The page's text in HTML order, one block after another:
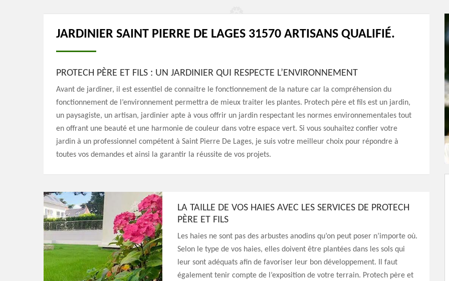
JARDINIER SAINT PIERRE DE LAGES 31570 ARTISANS QUALIFIÉ.
PROTECH PÈRE ET FILS : UN JARDINIER QUI RESPECTE L’ENVIRONNEMENT
Avant de jardiner, il est essentiel de connaitre le fonctionnement de la nature car la compréhension du
fonctionnement de l’environnement permettra de mieux traiter les plantes. Protech père et fils est un jardin,
un paysagiste, un artisan, jardinier apte à vous offrir un jardin respectant les normes environnementales tout
en offrant une beauté et une harmonie de couleur dans votre espace vert. Si vous souhaitez confier votre
jardin à un professionnel compétent à Saint Pierre De Lages, je suis votre meilleur choix pour répondre à
toutes vos demandes et ainsi la garantir la réussite de vos projets.
LA TAILLE DE VOS HAIES AVEC LES SERVICES DE PROTECH
PÈRE ET FILS
Les haies ne sont pas des arbustes anodins qu’on peut poser n’importe où.
Selon le type de vos haies, elles doivent être plantées dans les sols qui
leur sont adéquats afin de favoriser leur bon développement. Il faut
également tenir compte de l’exposition de votre terrain. Protech père et